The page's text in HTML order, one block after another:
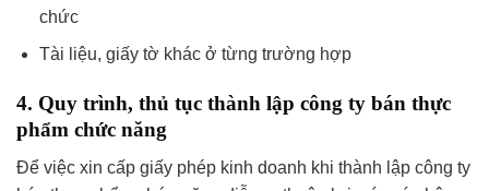
chức
Tài liệu, giấy tờ khác ở từng trường hợp
4. Quy trình, thủ tục thành lập công ty bán thực
phẩm chức năng
Để việc xin cấp giấy phép kinh doanh khi thành lập công ty